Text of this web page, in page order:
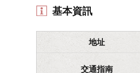
基本資訊
地址
交通指南